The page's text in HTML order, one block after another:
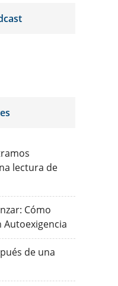
lectura de
Cómo
Autoexigencia
de una